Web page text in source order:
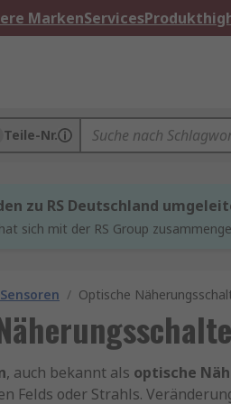
MarkenServices
Teile-Nr.
zu RS Deutschland
sich mit der RS Group
Sensoren / Optische
, auch bekannt als optische
Felds oder Strahls.